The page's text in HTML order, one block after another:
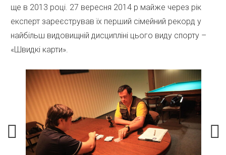
ще в 2013 році. 27 вересня 2014 р майже через рік
експерт зареєстрував їх перший сімейний рекорд у
найбільш видовищній дисципліні цього виду спорту –
«Швидкі карти».